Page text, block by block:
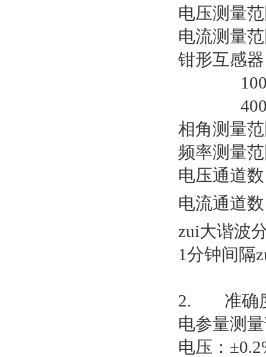
电压测量
电流测量
钳形互感
100A/
400A/
相角测量
频率测量
电压通道
电流通道
zui大谐波
1分钟间隔
2. 准确
电参量测
电压：